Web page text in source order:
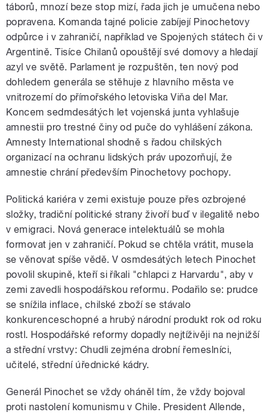
táborů, mnozí beze stop mizí, řada jich je umučena nebo
popravena. Komanda tajné policie zabíjejí Pinochetovy
odpůrce i v zahraničí, například ve Spojených státech či v
Argentině. Tisíce Chilanů opouštějí své domovy a hledají
azyl ve světě. Parlament je rozpuštěn, ten nový pod
dohledem generála se stěhuje z hlavního města ve
vnitrozemí do přímořského letoviska Viňa del Mar.
Koncem sedmdesátých let vojenská junta vyhlašuje
amnestii pro trestné činy od puče do vyhlášení zákona.
Amnesty International shodně s řadou chilských
organizací na ochranu lidských práv upozorňují, že
amnestie chrání především Pinochetovy pochopy.
Politická kariéra v zemi existuje pouze přes ozbrojené
složky, tradiční politické strany živoří buď v ilegalitě nebo
v emigraci. Nová generace intelektuálů se mohla
formovat jen v zahraničí. Pokud se chtěla vrátit, musela
se věnovat spíše vědě. V osmdesátých letech Pinochet
povolil skupině, kteří si říkali "chlapci z Harvardu", aby v
zemi zavedli hospodářskou reformu. Podařilo se: prudce
se snížila inflace, chilské zboží se stávalo
konkurenceschopné a hrubý národní produkt rok od roku
rostl. Hospodářské reformy dopadly nejtíživěji na nejnižší
a střední vrstvy: Chudli zejména drobní řemeslníci,
učitelé, střední úřednické kádry.
Generál Pinochet se vždy oháněl tím, že vždy bojoval
proti nastolení komunismu v Chile. President Allende,